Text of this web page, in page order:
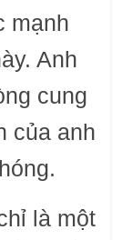
mạnh
Anh
cung
của anh
là một